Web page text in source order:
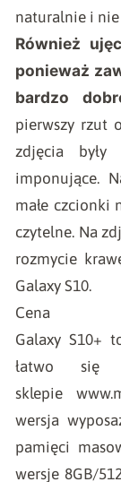
naturalnie i nie
Również
ponieważ
bardzo
pierwszy rzut
zdjęcia były
imponujące.
małe czcionki
czytelne. Na
rozmycie
Galaxy S10.
Cena
Galaxy S10+
łatwo
sklepie
wersja
pamięci
wersje 8GB/